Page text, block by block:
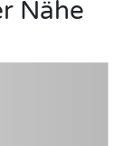
Nähe